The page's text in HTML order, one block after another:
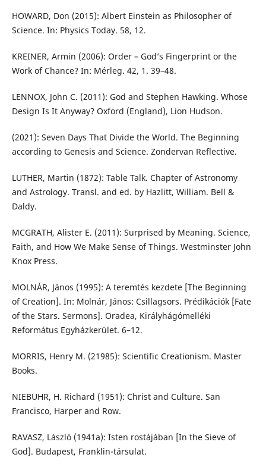
HOWARD, Don (2015): Albert Einstein as Philosopher of
Science. In: Physics Today. 58, 12.
KREINER, Armin (2006): Order – God’s Fingerprint or the
Work of Chance? In: Mérleg. 42, 1. 39–48.
LENNOX, John C. (2011): God and Stephen Hawking. Whose
Design Is It Anyway? Oxford (England), Lion Hudson.
(2021): Seven Days That Divide the World. The Beginning
according to Genesis and Science. Zondervan Reflective.
LUTHER, Martin (1872): Table Talk. Chapter of Astronomy
and Astrology. Transl. and ed. by Hazlitt, William. Bell &
Daldy.
MCGRATH, Alister E. (2011): Surprised by Meaning. Science,
Faith, and How We Make Sense of Things. Westminster John
Knox Press.
MOLNÁR, János (1995): A teremtés kezdete [The Beginning
of Creation]. In: Molnár, János: Csillagsors. Prédikációk [Fate
of the Stars. Sermons]. Oradea, Királyhágómelléki
Református Egyházkerület. 6–12.
MORRIS, Henry M. (21985): Scientific Creationism. Master
Books.
NIEBUHR, H. Richard (1951): Christ and Culture. San
Francisco, Harper and Row.
RAVASZ, László (1941a): Isten rostájában [In the Sieve of
God]. Budapest, Franklin-társulat.